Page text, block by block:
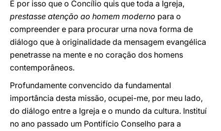
É por isso que o Concílio quis que toda a Igreja,
prestasse atenção ao homem moderno para o
compreender e para procurar urna nova forma de
diálogo que à originalidade da mensagem evangélica
penetrasse na mente e no coração dos homens
contemporâneos.
Profundamente convencido da fundamental
importância desta missão, ocupei-me, por meu lado,
do diálogo entre a Igreja e o mundo da cultura. Instituí
no ano passado um Pontifício Conselho para a